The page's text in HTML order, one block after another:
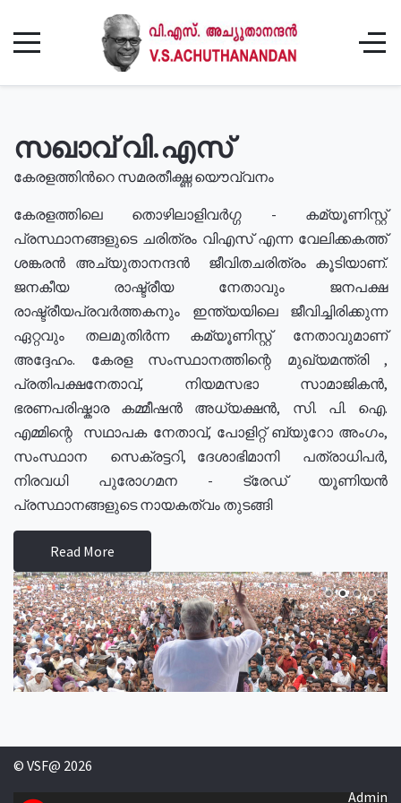
സഖാവ് വി.എസ്
കേരളത്തിൻറെ സമരതീക്ഷ്ണ യൌവ്വനം
കേരളത്തിലെ തൊഴിലാളിവർഗ്ഗ - കമ്യൂണിസ്റ്റ്
പ്രസ്ഥാനങ്ങളുടെ ചരിത്രം വിഎസ് എന്ന വേലിക്കകത്ത്
ശങ്കരൻ അച്യുതാനന്ദൻ ജീവിതചരിത്രം കൂടിയാണ്.
ജനകീയ രാഷ്ട്രീയ നേതാവും ജനപക്ഷ
രാഷ്ട്രീയപ്രവർത്തകനും ഇന്ത്യയിലെ ജീവിച്ചിരിക്കുന്ന
ഏറ്റവും തലമുതിർന്ന കമ്യൂണിസ്റ്റ് നേതാവുമാണ്
അദ്ദേഹം. കേരള സംസ്ഥാനത്തിന്റെ മുഖ്യമന്ത്രി ,
പ്രതിപക്ഷനേതാവ്, നിയമസഭാ സാമാജികൻ,
ഭരണപരിഷ്കാര കമ്മീഷൻ അധ്യക്ഷൻ, സി. പി. ഐ.
എമ്മിന്റെ സഥാപക നേതാവ്, പോളിറ്റ് ബ്യുറോ അംഗം,
സംസ്ഥാന സെക്രട്ടറി, ദേശാഭിമാനി പത്രാധിപർ,
നിരവധി പുരോഗമന - ട്രേഡ് യൂണിയൻ
പ്രസ്ഥാനങ്ങളുടെ നായകത്വം തുടങ്ങി
Read More
© VSF@ 2026
Admin